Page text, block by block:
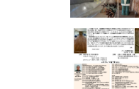
－PROFILE